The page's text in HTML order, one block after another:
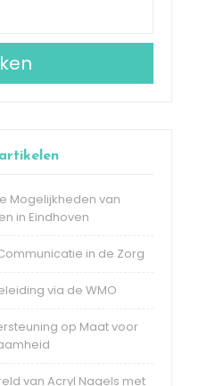
Mogelijkheden van
in Eindhoven
in de Zorg
via de WMO
op Maat voor
van Acryl Nagels met